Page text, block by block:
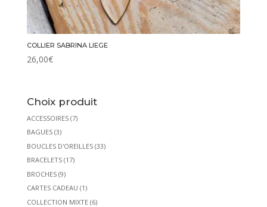
COLLIER SABRINA LIEGE
26,00€
Choix produit
ACCESSOIRES (7)
BAGUES (3)
BOUCLES D'OREILLES (33)
BRACELETS (17)
BROCHES (9)
CARTES CADEAU (1)
COLLECTION MIXTE (6)